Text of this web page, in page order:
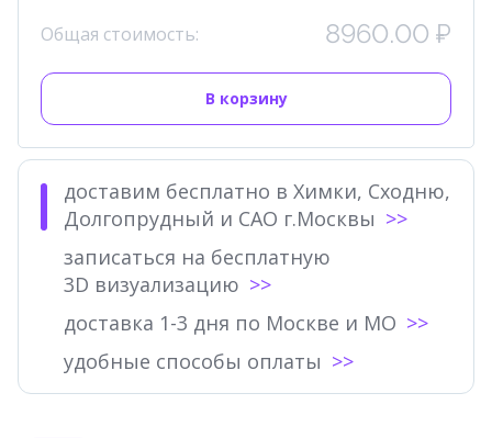
Общая стоимость: 8960.00 ₽
В корзину
доставим бесплатно в Химки, Сходню,
Долгопрудный и САО г.Москвы
записаться на бесплатную
3D визуализацию
доставка 1-3 дня по Москве и МО
удобные способы оплаты